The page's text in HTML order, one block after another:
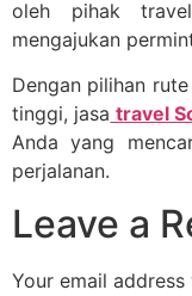
oleh pihak
mengajukan
Dengan pilihan
tinggi, jasa travel
Anda yang
perjalanan.
Leave a
Your email